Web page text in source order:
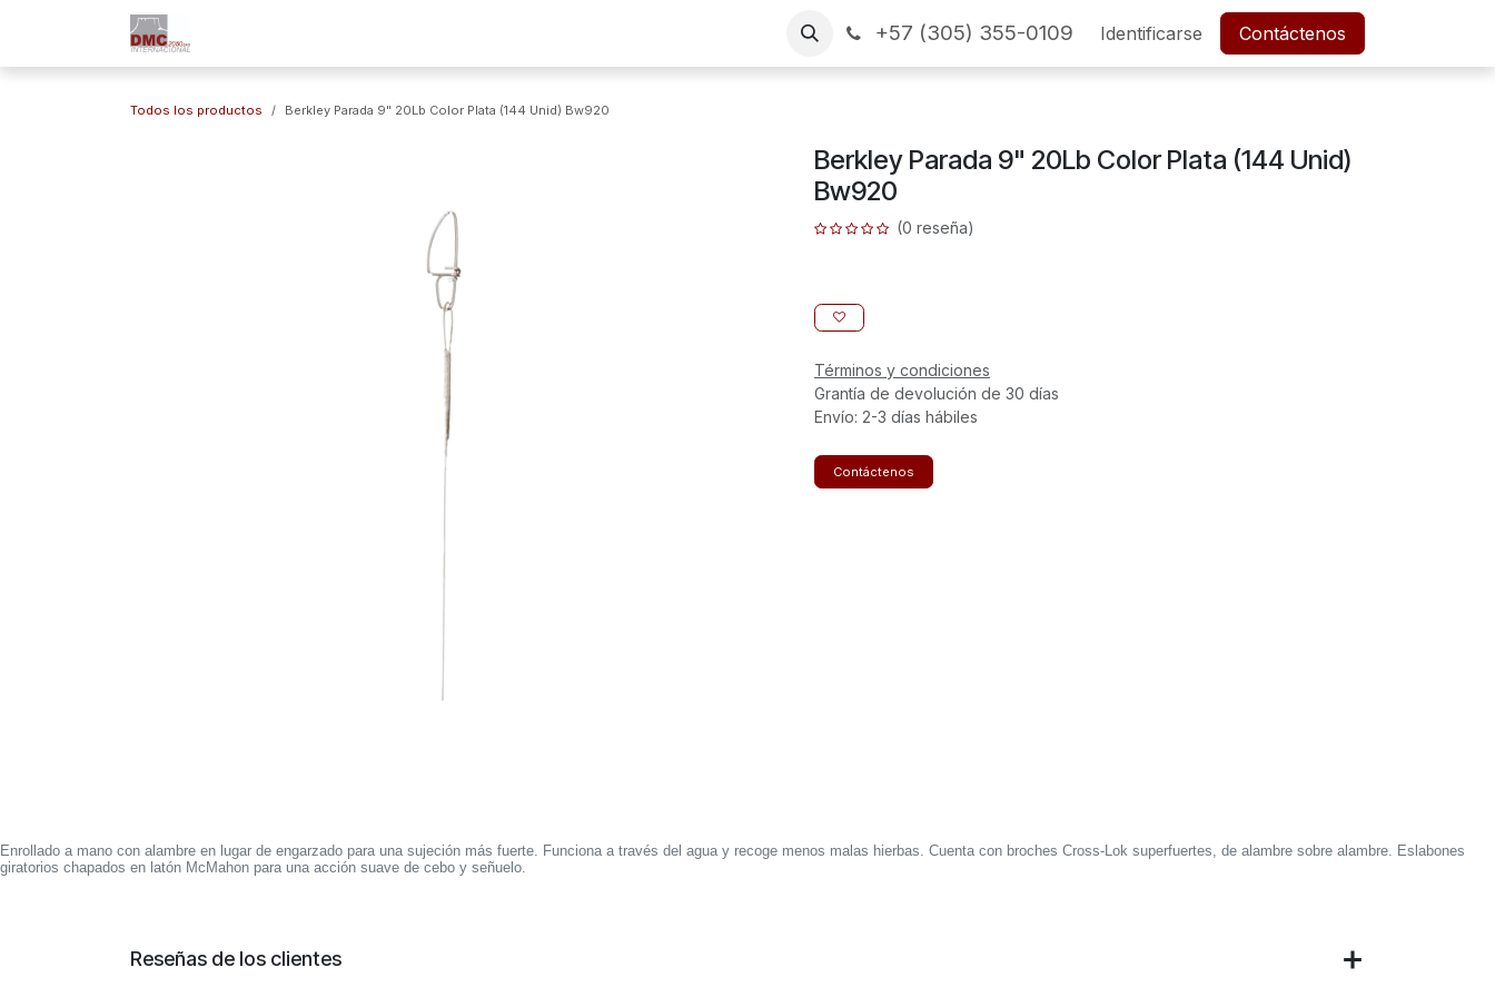
CONTÁCTENOS Financiamiento SERVICIO POSTVENTA Empleos
+57 (305) 355-0109 Identificarse Contáctenos
Todos los productos Berkley Parada 9" 20Lb Color Plata (144 Unid) Bw920
Berkley Parada 9" 20Lb Color Plata (144 Unid)
Bw920
(0 reseña)
Términos y condiciones
Grantía de devolución de 30 días
Envío: 2-3 días hábiles
Contáctenos
Enrollado a mano con alambre en lugar de engarzado para una sujeción más fuerte. Funciona a través del agua y recoge menos malas hierbas. Cuenta con broches Cross-Lok superfuertes, de alambre sobre alambre. Eslabones
giratorios chapados en latón McMahon para una acción suave de cebo y señuelo.
Reseñas de los clientes